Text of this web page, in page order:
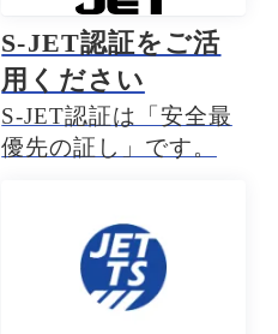
S-JET認証をご活
用ください
S-JET認証は「安全最
優先の証し」です。